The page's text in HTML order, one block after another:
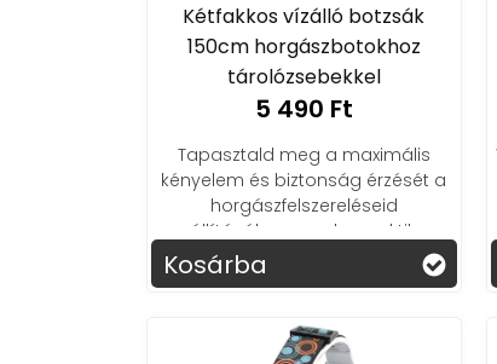
Kétfakkos vízálló botzsák
150cm horgászbotokhoz
tárolózsebekkel
5 490 Ft
Tapasztald meg a maximális
kényelem és biztonság érzését a
horgászfelszereléseid
szállításában ezzel a praktikus
botzsákkal!
Kosárba